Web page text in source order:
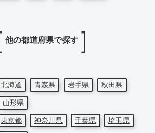
他の都道府県で探す
北海道 青森県 岩手県
秋田県
山形県
東京都 神奈川県 千葉県
埼玉県